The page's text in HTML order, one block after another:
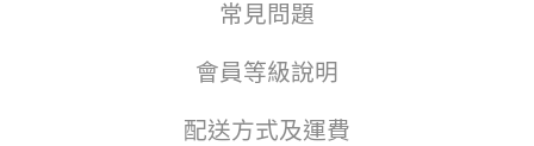
常見問題
會員等級說明
配送方式及運費